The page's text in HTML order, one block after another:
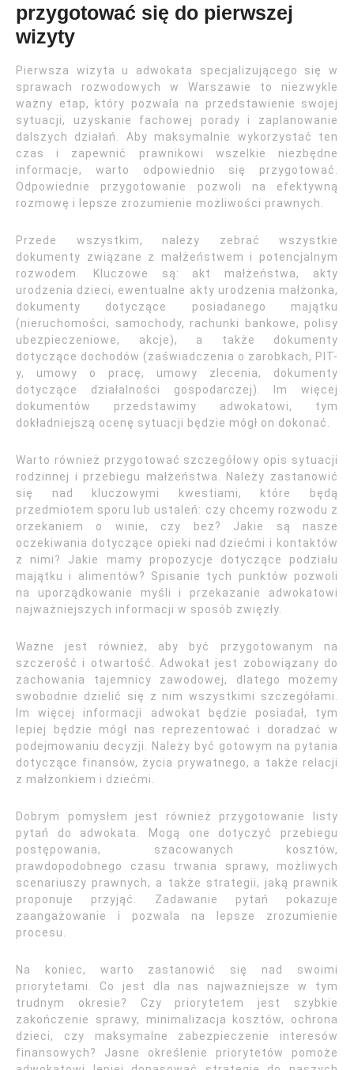
przygotować się do pierwszej
wizyty
Pierwsza wizyta u adwokata specjalizującego się w
sprawach rozwodowych w Warszawie to niezwykle
ważny etap, który pozwala na przedstawienie swojej
sytuacji, uzyskanie fachowej porady i zaplanowanie
dalszych działań. Aby maksymalnie wykorzystać ten
czas i zapewnić prawnikowi wszelkie niezbędne
informacje, warto odpowiednio się przygotować.
Odpowiednie przygotowanie pozwoli na efektywną
rozmowę i lepsze zrozumienie możliwości prawnych.
Przede wszystkim, należy zebrać wszystkie
dokumenty związane z małżeństwem i potencjalnym
rozwodem. Kluczowe są: akt małżeństwa, akty
urodzenia dzieci, ewentualne akty urodzenia małżonka,
dokumenty dotyczące posiadanego majątku
(nieruchomości, samochody, rachunki bankowe, polisy
ubezpieczeniowe, akcje), a także dokumenty
dotyczące dochodów (zaświadczenia o zarobkach, PIT-
y, umowy o pracę, umowy zlecenia, dokumenty
dotyczące działalności gospodarczej). Im więcej
dokumentów przedstawimy adwokatowi, tym
dokładniejszą ocenę sytuacji będzie mógł on dokonać.
Warto również przygotować szczegółowy opis sytuacji
rodzinnej i przebiegu małżeństwa. Należy zastanowić
się nad kluczowymi kwestiami, które będą
przedmiotem sporu lub ustaleń: czy chcemy rozwodu z
orzekaniem o winie, czy bez? Jakie są nasze
oczekiwania dotyczące opieki nad dziećmi i kontaktów
z nimi? Jakie mamy propozycje dotyczące podziału
majątku i alimentów? Spisanie tych punktów pozwoli
na uporządkowanie myśli i przekazanie adwokatowi
najważniejszych informacji w sposób zwięzły.
Ważne jest również, aby być przygotowanym na
szczerość i otwartość. Adwokat jest zobowiązany do
zachowania tajemnicy zawodowej, dlatego możemy
swobodnie dzielić się z nim wszystkimi szczegółami.
Im więcej informacji adwokat będzie posiadał, tym
lepiej będzie mógł nas reprezentować i doradzać w
podejmowaniu decyzji. Należy być gotowym na pytania
dotyczące finansów, życia prywatnego, a także relacji
z małżonkiem i dziećmi.
Dobrym pomysłem jest również przygotowanie listy
pytań do adwokata. Mogą one dotyczyć przebiegu
postępowania, szacowanych kosztów,
prawdopodobnego czasu trwania sprawy, możliwych
scenariuszy prawnych, a także strategii, jaką prawnik
proponuje przyjąć. Zadawanie pytań pokazuje
zaangażowanie i pozwala na lepsze zrozumienie
procesu.
Na koniec, warto zastanowić się nad swoimi
priorytetami. Co jest dla nas najważniejsze w tym
trudnym okresie? Czy priorytetem jest szybkie
zakończenie sprawy, minimalizacja kosztów, ochrona
dzieci, czy maksymalne zabezpieczenie interesów
finansowych? Jasne określenie priorytetów pomoże